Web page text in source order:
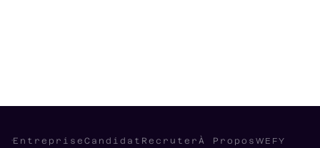
Entreprise Candidat Recruter À Propos WEFY